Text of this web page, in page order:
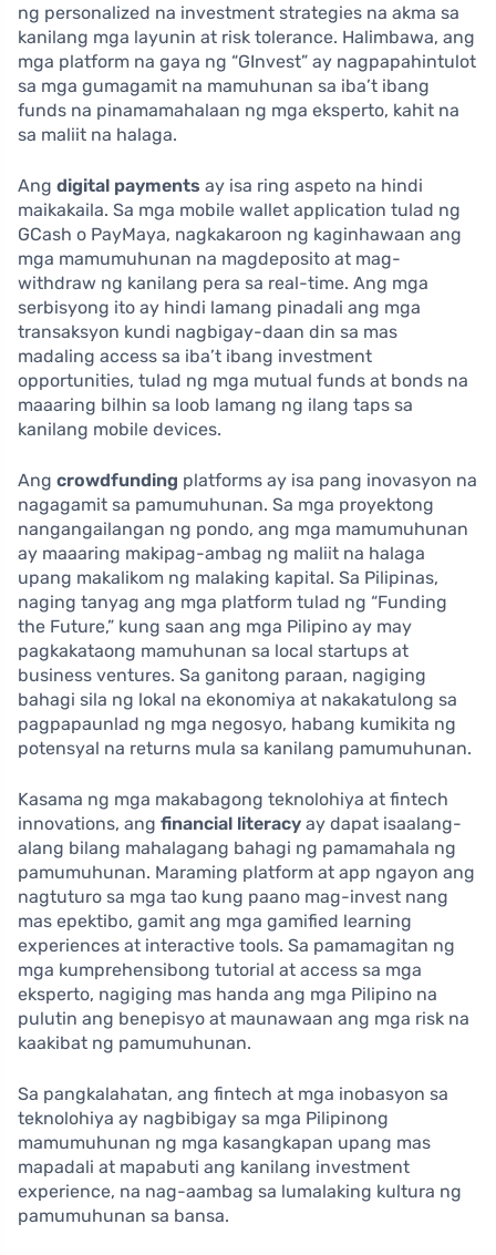
ng personalized na investment strategies na akma sa
kanilang mga layunin at risk tolerance. Halimbawa, ang
mga platform na gaya ng “GInvest” ay nagpapahintulot
sa mga gumagamit na mamuhunan sa iba’t ibang
funds na pinamamahalaan ng mga eksperto, kahit na
sa maliit na halaga.
Ang digital payments ay isa ring aspeto na hindi
maikakaila. Sa mga mobile wallet application tulad ng
GCash o PayMaya, nagkakaroon ng kaginhawaan ang
mga mamumuhunan na magdeposito at mag-
withdraw ng kanilang pera sa real-time. Ang mga
serbisyong ito ay hindi lamang pinadali ang mga
transaksyon kundi nagbigay-daan din sa mas
madaling access sa iba’t ibang investment
opportunities, tulad ng mga mutual funds at bonds na
maaaring bilhin sa loob lamang ng ilang taps sa
kanilang mobile devices.
Ang crowdfunding platforms ay isa pang inovasyon na
nagagamit sa pamumuhunan. Sa mga proyektong
nangangailangan ng pondo, ang mga mamumuhunan
ay maaaring makipag-ambag ng maliit na halaga
upang makalikom ng malaking kapital. Sa Pilipinas,
naging tanyag ang mga platform tulad ng “Funding
the Future,” kung saan ang mga Pilipino ay may
pagkakataong mamuhunan sa local startups at
business ventures. Sa ganitong paraan, nagiging
bahagi sila ng lokal na ekonomiya at nakakatulong sa
pagpapaunlad ng mga negosyo, habang kumikita ng
potensyal na returns mula sa kanilang pamumuhunan.
Kasama ng mga makabagong teknolohiya at fintech
innovations, ang financial literacy ay dapat isaalang-
alang bilang mahalagang bahagi ng pamamahala ng
pamumuhunan. Maraming platform at app ngayon ang
nagtuturo sa mga tao kung paano mag-invest nang
mas epektibo, gamit ang mga gamified learning
experiences at interactive tools. Sa pamamagitan ng
mga kumprehensibong tutorial at access sa mga
eksperto, nagiging mas handa ang mga Pilipino na
pulutin ang benepisyo at maunawaan ang mga risk na
kaakibat ng pamumuhunan.
Sa pangkalahatan, ang fintech at mga inobasyon sa
teknolohiya ay nagbibigay sa mga Pilipinong
mamumuhunan ng mga kasangkapan upang mas
mapadali at mapabuti ang kanilang investment
experience, na nag-aambag sa lumalaking kultura ng
pamumuhunan sa bansa.